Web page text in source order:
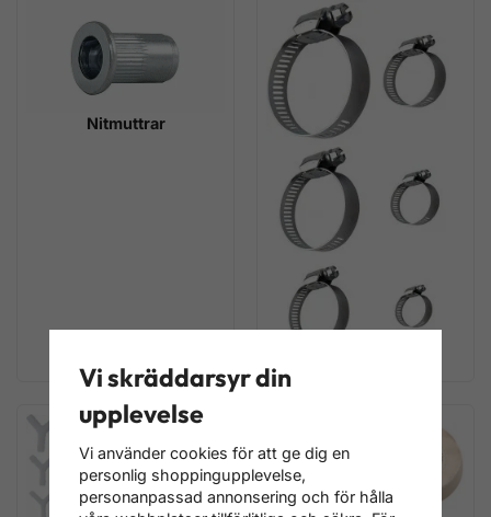
Nitmuttrar
Vi skräddarsyr din
upplevelse
Vi använder cookies för att ge dig en
personlig shoppingupplevelse,
personanpassad annonsering och för hålla